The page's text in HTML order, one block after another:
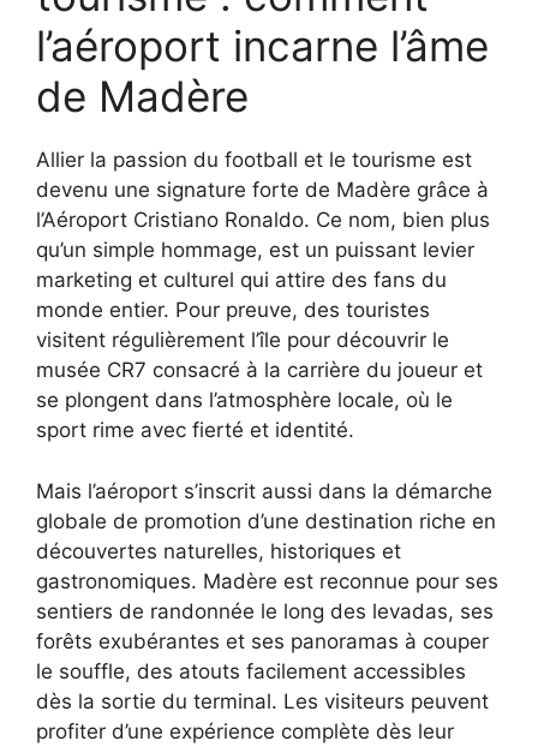
l’aéroport incarne l’âme
de Madère
Allier la passion du football et le tourisme est
devenu une signature forte de Madère grâce à
l’Aéroport Cristiano Ronaldo. Ce nom, bien plus
qu’un simple hommage, est un puissant levier
marketing et culturel qui attire des fans du
monde entier. Pour preuve, des touristes
visitent régulièrement l’île pour découvrir le
musée CR7 consacré à la carrière du joueur et
se plongent dans l’atmosphère locale, où le
sport rime avec fierté et identité.
Mais l’aéroport s’inscrit aussi dans la démarche
globale de promotion d’une destination riche en
découvertes naturelles, historiques et
gastronomiques. Madère est reconnue pour ses
sentiers de randonnée le long des levadas, ses
forêts exubérantes et ses panoramas à couper
le souffle, des atouts facilement accessibles
dès la sortie du terminal. Les visiteurs peuvent
profiter d’une expérience complète dès leur